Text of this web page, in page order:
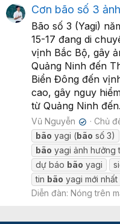
Cơn bão số 3
Bão số 3 (Yagi)
15-17 đang di
vịnh Bắc Bộ, gây
Quảng Ninh đến
Biển Đông đến
cao, gây nguy
từ Quảng Ninh
Vũ Nguyễn ✔ Chủ
bão yagi (bão số 3)
bão yagi ảnh hưởng
dự báo bão yagi
tin bão yagi mới nhất
Diễn đàn: Nóng trên